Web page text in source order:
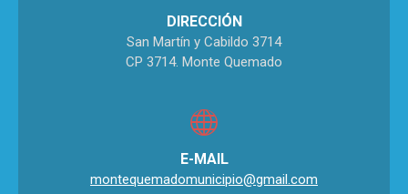
DIRECCIÓN
San Martín y Cabildo 3714
CP 3714. Monte Quemado
E-MAIL
montequemadomunicipio@gmail.com